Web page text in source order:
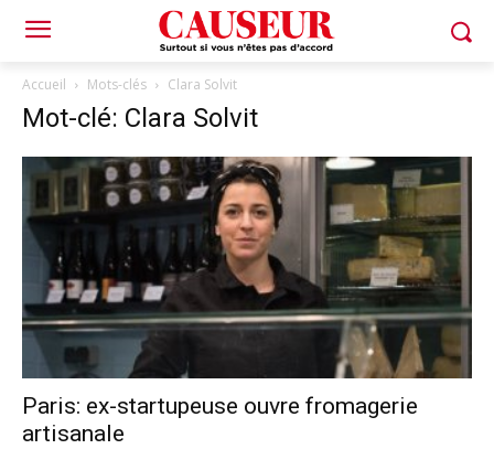
Accueil Mots-clés Clara Solvit
Mot-clé: Clara Solvit
Paris: ex-startupeuse ouvre fromagerie
artisanale